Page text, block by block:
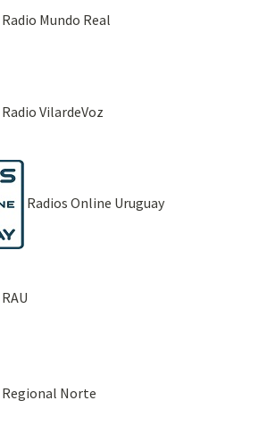
Radio Mundo Real
Radio VilardeVoz
Radios Online Uruguay
RAU
Regional Norte